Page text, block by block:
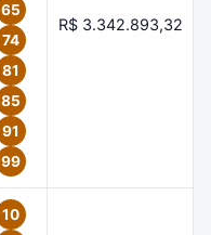
65
74
81
85
91
99
R$ 3.342.893,32
10